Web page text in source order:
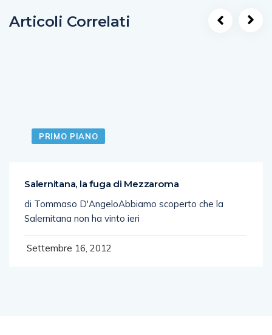
Articoli Correlati
PRIMO PIANO
Salernitana, la fuga di Mezzaroma
di Tommaso D'AngeloAbbiamo scoperto che la
Salernitana non ha vinto ieri
Settembre 16, 2012